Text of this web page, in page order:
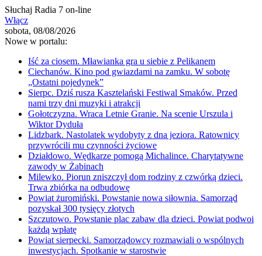
Słuchaj Radia 7 on-line
Włącz
sobota, 08/08/2026
Nowe w portalu:
Iść za ciosem. Mławianka gra u siebie z Pelikanem
Ciechanów. Kino pod gwiazdami na zamku. W sobotę
„Ostatni pojedynek”
Sierpc. Dziś rusza Kasztelański Festiwal Smaków. Przed
nami trzy dni muzyki i atrakcji
Gołotczyzna. Wraca Letnie Granie. Na scenie Urszula i
Wiktor Dyduła
Lidzbark. Nastolatek wydobyty z dna jeziora. Ratownicy
przywrócili mu czynności życiowe
Działdowo. Wędkarze pomogą Michalince. Charytatywne
zawody w Żabinach
Milewko. Piorun zniszczył dom rodziny z czwórką dzieci.
Trwa zbiórka na odbudowę
Powiat żuromiński. Powstanie nowa siłownia. Samorząd
pozyskał 300 tysięcy złotych
Szczutowo. Powstanie plac zabaw dla dzieci. Powiat podwoi
każdą wpłatę
Powiat sierpecki. Samorządowcy rozmawiali o wspólnych
inwestycjach. Spotkanie w starostwie